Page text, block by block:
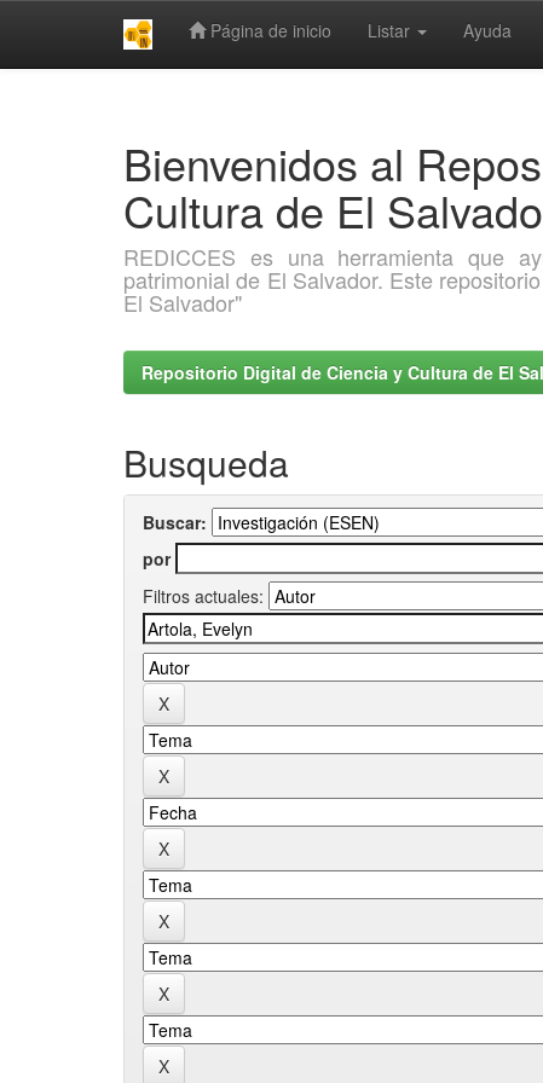
Página de inicio Listar Ayuda
Bienvenidos al
Cultura de El
REDICCES es una herramienta que
patrimonial de El Salvador. Este
El Salvador"
Repositorio Digital de Ciencia y Cultura de El
Busqueda
Buscar:
por
Filtros actuales: